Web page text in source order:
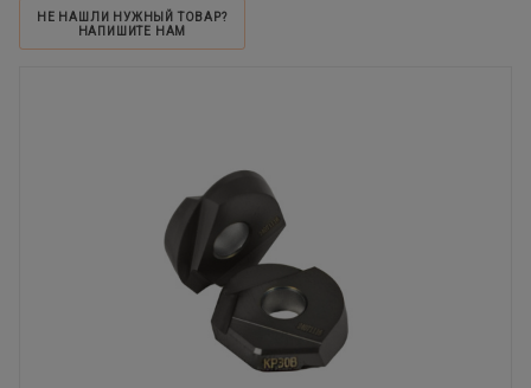
НЕ НАШЛИ НУЖНЫЙ ТОВАР?
НАПИШИТЕ НАМ